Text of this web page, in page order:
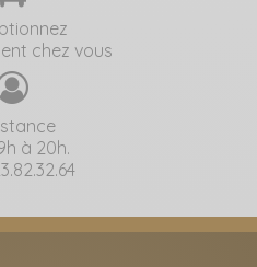
chez vous
à 20h.